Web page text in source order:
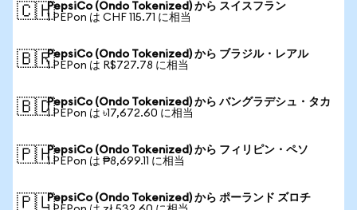
🇨🇭PepsiCo (Ondo Tokenized) から スイスフラン
1 PEPon は CHF 115.71 に相当
🇧🇷PepsiCo (Ondo Tokenized) から ブラジル・レアル
1 PEPon は R$727.78 に相当
🇧🇩PepsiCo (Ondo Tokenized) から バングラデシュ・タカ
1 PEPon は ৳17,672.60 に相当
🇵🇭PepsiCo (Ondo Tokenized) から フィリピン・ペソ
1 PEPon は ₱8,699.11 に相当
🇵🇱PepsiCo (Ondo Tokenized) から ポーランド ズロチ